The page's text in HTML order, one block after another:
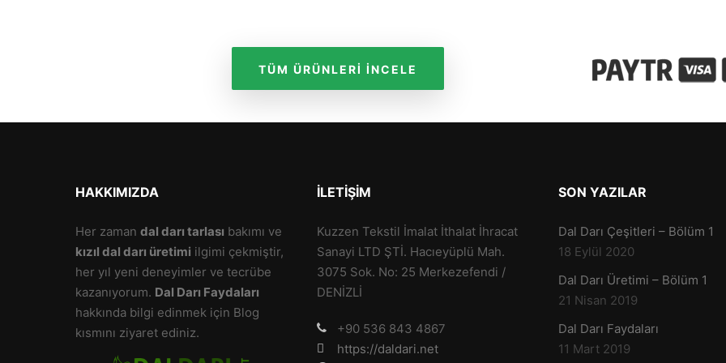
TÜM ÜRÜNLERI İNCELE
HAKKIMIZDA
Her zamandal darı tarlası bakımı ve
kızıl dal darı üretimi ilgimi çekmiştir,
her yıl yeni deneyimler ve tecrübe
kazanıyorum. Dal Darı Faydaları
hakkında bilgi edinmek için Blog
kısmını ziyaret ediniz.
İLETIŞIM
Kuzzen Tekstil İmalat İthalat İhracat
Sanayi LTD ŞTİ. Hacıeyüplü Mah.
3075 Sok. No: 25 Merkezefendi /
DENİZLİ
+90 536 843 4867
https://daldari.net
SON YAZILAR
Dal Darı Çeşitleri – Bölüm 1
18 Eylül 2020
Dal Darı Üretimi – Bölüm 1
21 Nisan 2019
Dal Darı Faydaları
11 Mart 2019